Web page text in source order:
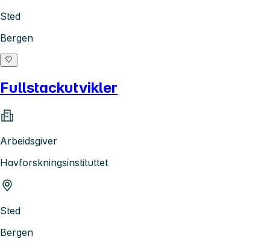
Sted
Bergen
Fullstackutvikler
Arbeidsgiver
Havforskningsinstituttet
Sted
Bergen